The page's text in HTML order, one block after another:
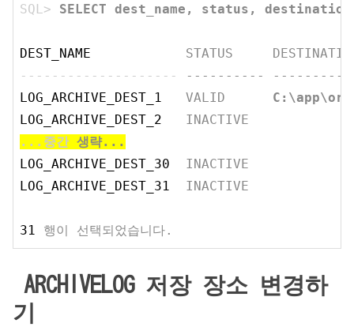
SQL>
SELECT dest_name, status, destination
DEST_NAME
STATUS
--------------------
----------
LOG_ARCHIVE_DEST_1
VALID
LOG_ARCHIVE_DEST_2
INACTIVE
...중간 생략...
LOG_ARCHIVE_DEST_30
INACTIVE
LOG_ARCHIVE_DEST_31
INACTIVE
31 행이 선택되었습니다.
ARCHIVELOG 저장 장소 변경하
기